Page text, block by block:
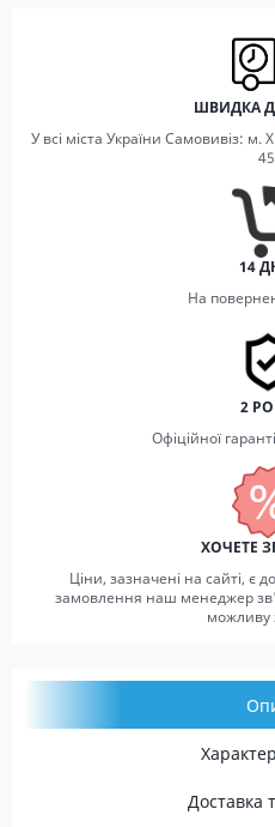
ШВИДКА
У всі міста України Самовивіз:
14
На
2
Офіційної
ХОЧЕТЕ
Ціни, зазначені на сайті, є
замовлення наш менеджер
можливу
Доставка